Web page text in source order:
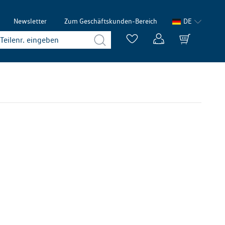
Newsletter Zum Geschäftskunden-Bereich DE